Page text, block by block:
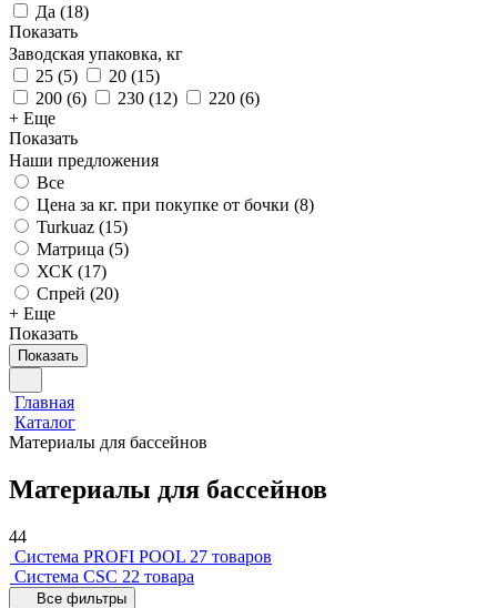
Да (18)
Показать
Заводская упаковка, кг
25 (5) 20 (15)
200 (6) 230 (12) 220 (6)
+ Еще
Показать
Наши предложения
Все
Цена за кг. при покупке от бочки (8)
Turkuaz (15)
Матрица (5)
ХСК (17)
Спрей (20)
+ Еще
Показать
Показать
Главная
Каталог
Материалы для бассейнов
Материалы для бассейнов
44
Система PROFI POOL 27 товаров
Система CSC 22 товара
Все фильтры